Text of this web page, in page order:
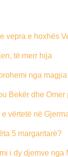
vepra e hoxhës
të merr hija
nga magjia
Bekër dhe Omer
vërtetë në
5 margaritarë?
i dy djemve nga